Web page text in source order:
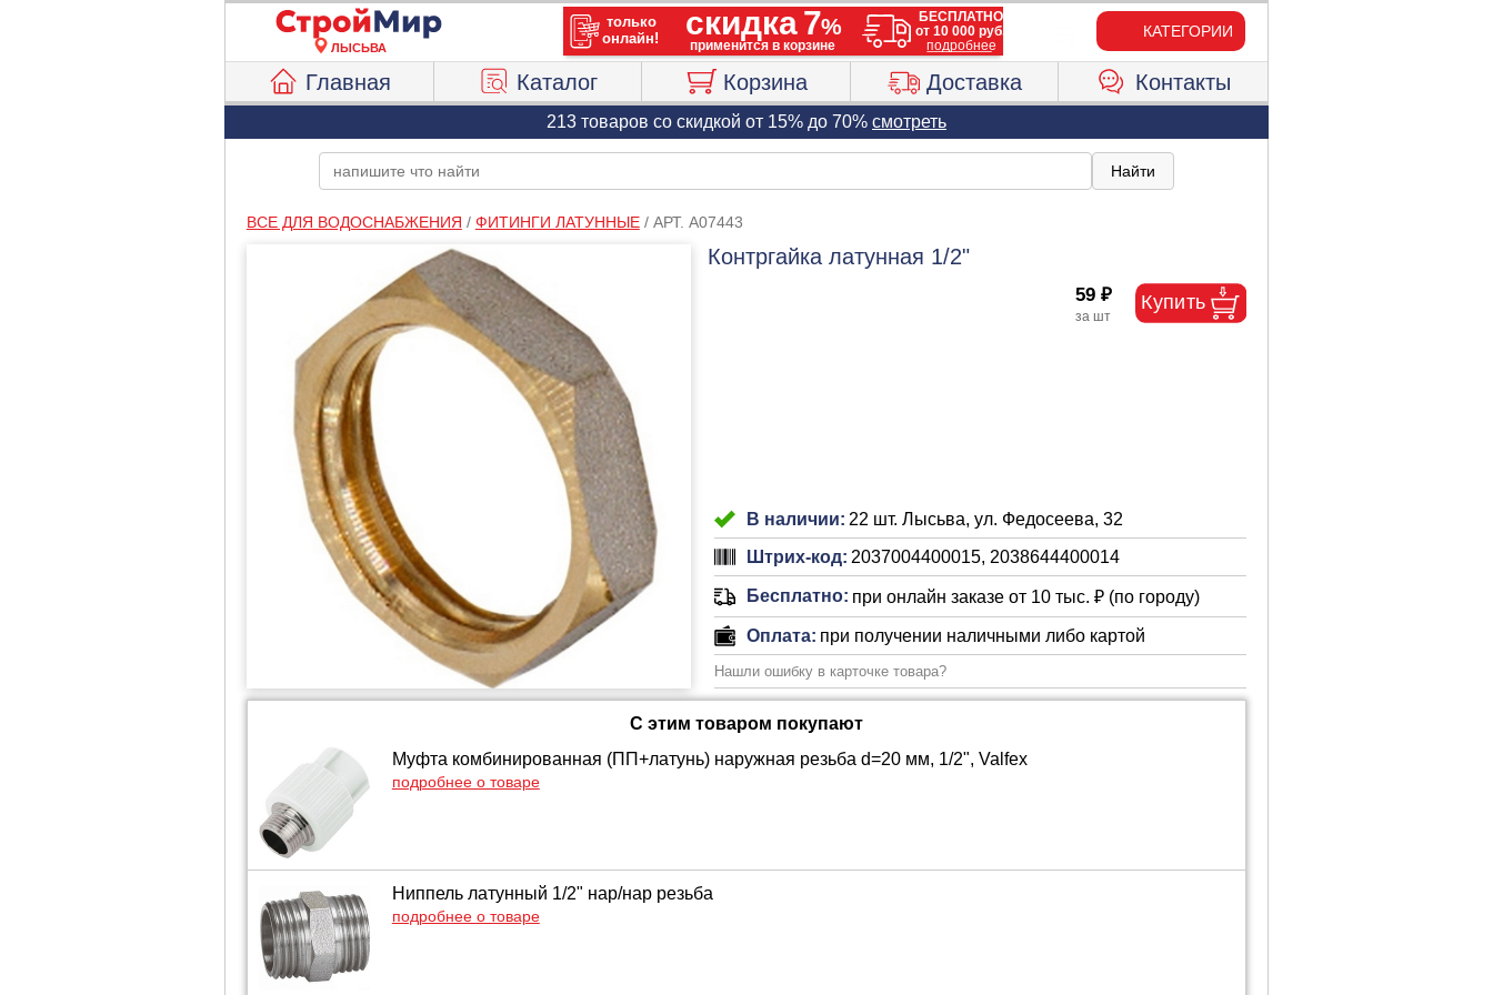
ЛЫСЬВА
КАТЕГОРИИ
Главная Каталог Корзина Доставка Контакты
213 товаров со скидкой от 15% до 70% смотреть
ВСЕ ДЛЯ ВОДОСНАБЖЕНИЯ / ФИТИНГИ ЛАТУННЫЕ/ АРТ. A07443
Контргайка латунная 1/2"
59 ₽
В наличии: 22 шт. Лысьва, ул. Федосеева, 32
Штрих-код: 2037004400015, 2038644400014
Бесплатно: при онлайн заказе от 10 тыс. ₽ (по городу)
Оплата: при получении наличными либо картой
Нашли ошибку в карточке товара?
С этим товаром покупают
Муфта комбинированная (ПП+латунь) наружная резьба d=20 мм, 1/2", Valfex
подробнее о товаре
Ниппель латунный 1/2" нар/нар резьба
подробнее о товаре